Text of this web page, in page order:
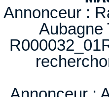
Annonceur :
Aubagne